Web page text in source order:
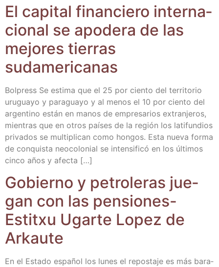
El capi­tal finan­cie­ro inter­na­
cio­nal se apo­de­ra de las
mejo­res tie­rras
sudamericanas
Bol­press Se esti­ma que el 25 por cien­to del terri­to­rio
uru­gua­yo y para­gua­yo y al menos el 10 por cien­to del
argen­tino están en manos de empre­sa­rios extran­je­ros,
mien­tras que en otros paí­ses de la región los lati­fun­dios
pri­va­dos se mul­ti­pli­can como hon­gos. Esta nue­va for­ma
de con­quis­ta neo­co­lo­nial se inten­si­fi­có en los últi­mos
cin­co años y afecta […]
Gobierno y petro­le­ras jue­
gan con las pen­sio­nes-
Estitxu Ugar­te Lopez de
Arkaute
En el Esta­do espa­ñol los lunes el repos­ta­je es más bara­